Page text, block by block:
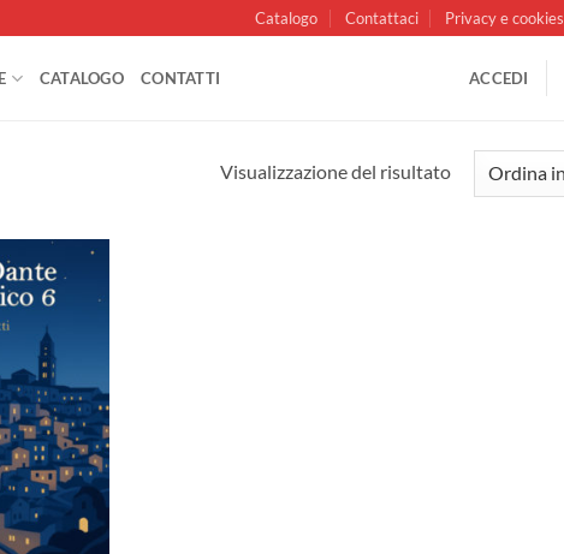
Catalogo Contattaci Privacy e cookies
CATALOGO CONTATTI ACCEDI
Visualizzazione del risultato
Aggiungi
desideri